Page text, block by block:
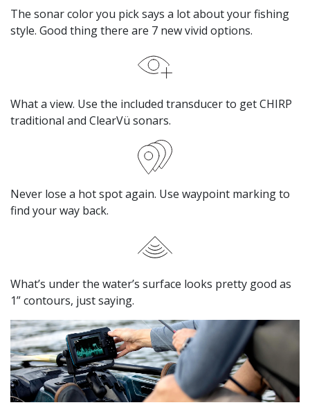
The sonar color you pick says a lot about your fishing
style. Good thing there are 7 new vivid options.
What a view. Use the included transducer to get CHIRP
traditional and ClearVü sonars.
Never lose a hot spot again. Use waypoint marking to
find your way back.
What’s under the water’s surface looks pretty good as
1” contours, just saying.